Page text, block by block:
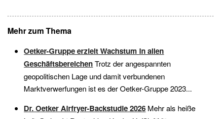
Mehr zum Thema
Oetker-Gruppe erzielt Wachstum in allen
GeschäftsbereichenTrotz der angespannten
geopolitischen Lage und damit verbundenen
Marktverwerfungen ist es der Oetker-Gruppe 2023...
Dr. Oetker Airfryer-Backstudie 2026 Mehr als heiße